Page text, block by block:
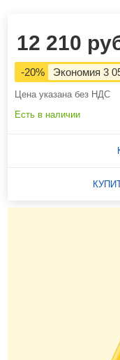
12 210
-20% Экономия 3
Цена указана без НДС
Есть в наличии